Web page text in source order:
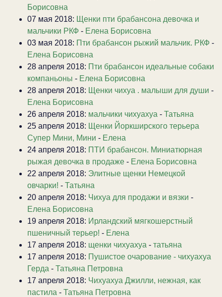
Борисовна
07 мая 2018: Щенки пти брабансона девочка и
мальчики РКФ - Елена Борисовна
03 мая 2018: Пти брабансон рыжий мальчик. РКФ -
Елена Борисовна
28 апреля 2018: Пти брабансон идеальные собаки
компаньоны - Елена Борисовна
28 апреля 2018: Щенки чихуа . малыши для души -
Елена Борисовна
26 апреля 2018: мальчики чихуахуа - Татьяна
25 апреля 2018: Щенки Йоркширского терьера
Супер Мини, Мини - Елена
24 апреля 2018: ПТИ брабансон. Миниатюрная
рыжая девочка в продаже - Елена Борисовна
22 апреля 2018: Элитные щенки Немецкой
овчарки! - Татьяна
20 апреля 2018: Чихуа для продажи и вязки -
Елена Борисовна
19 апреля 2018: Ирландский мягкошерстный
пшеничный терьер! - Елена
17 апреля 2018: щенки чихуахуа - татьяна
17 апреля 2018: Пушистое очарование - чихуахуа
Герда - Татьяна Петровна
17 апреля 2018: Чихуахуа Джилли, нежная, как
пастила - Татьяна Петровна